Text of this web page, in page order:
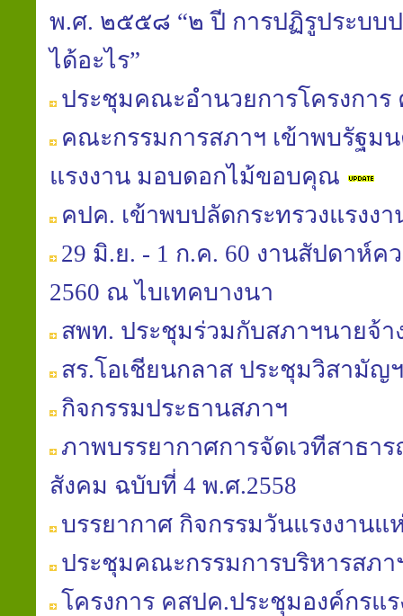
พ.ศ. ๒๕๕๘ “๒ ปี การปฏิรูประบบ
ได้อะไร”
ประชุมคณะอำนวยการโครงการ
คณะกรรมการสภาฯ เข้าพบรัฐมน
แรงงาน มอบดอกไม้ขอบคุณ
คปค. เข้าพบปลัดกระทรวงแรงงา
29 มิ.ย. - 1 ก.ค. 60 งานสัปดาห์
2560 ณ ไบเทคบางนา
สพท. ประชุมร่วมกับสภาฯนายจ้า
สร.โอเชียนกลาส ประชุมวิสามั
กิจกรรมประธานสภาฯ
ภาพบรรยากาศการจัดเวทีสาธา
สังคม ฉบับที่ 4 พ.ศ.2558
บรรยากาศ กิจกรรมวันแรงงานแ
ประชุมคณะกรรมการบริหารสภา
โครงการ คสปค.ประชุมองค์กรแ